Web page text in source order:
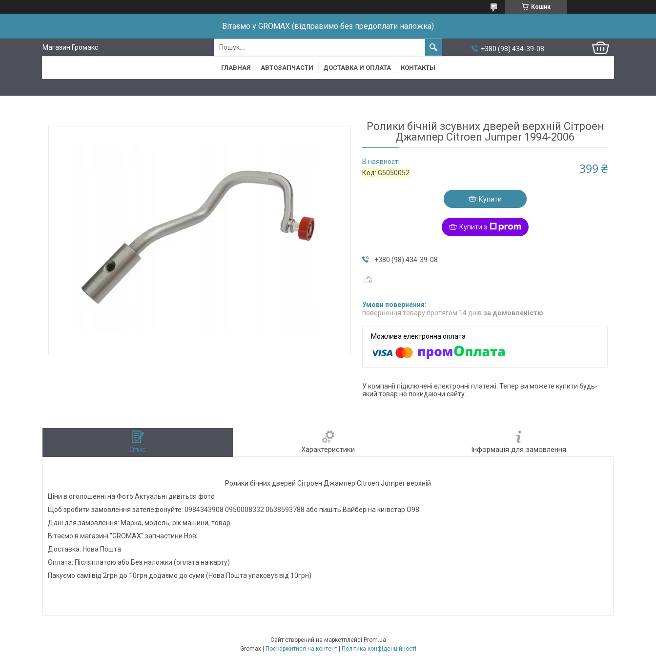
Кошик
Вітаємо у GROMAX (відправимо без предоплати наложка)
Магазин Громакс +380 (98) 434-39-08
ГЛАВНАЯ АВТОЗАПЧАСТИ ДОСТАВКА И ОПЛАТА КОНТАКТЫ
Ролики бічній зсувних дверей верхній Сітроен
Джампер Citroen Jumper 1994-2006
В наявності
Код:G5050052 399 ₴
Купити
Купити з
+380 (98) 434-39-08
повернення товару протягом 14 днів за домовленістю
У компанії підключені електронні платежі. Тепер ви можете купити будь-
який товар не покидаючи сайту.
Опис Характеристики Інформація для замовлення
Ролики бічних дверей Сітроен Джампер Citroen Jumper верхній
Ціни в оголошенні на Фото Актуальні дивіться фото
Щоб зробити замовлення зателефонуйте: 0984343908 0950008332 0638593788 або пишіть Вайбер на київстар О98
Дані для замовлення: Марка, модель, рік машини, товар
Вітаємо в магазині "GROMAX" запчастини Нові
Доставка: Нова Пошта
Оплата: Післяплатою або Без наложки (оплата на карту)
Пакуємо самі від 2грн до 10грн додаємо до суми (Нова Пошта упаковує від 10грн)
Сайт створений на маркетплейсі Prom.ua
Поскаржитися на контент Політика конфіденційності